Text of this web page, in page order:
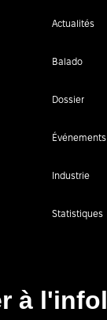
Actualités
Balado
Dossier
Événements
Industrie
Statistiques
à